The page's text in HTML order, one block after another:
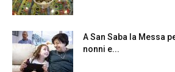
A San Saba la Messa
nonni e...